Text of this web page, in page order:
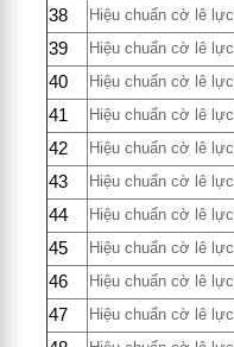
38 Hiệu chuẩn cờ lê
39 Hiệu chuẩn cờ lê
40 Hiệu chuẩn cờ lê
41 Hiệu chuẩn cờ lê
42 Hiệu chuẩn cờ lê
43 Hiệu chuẩn cờ lê
44 Hiệu chuẩn cờ lê
45 Hiệu chuẩn cờ lê
46 Hiệu chuẩn cờ lê
47 Hiệu chuẩn cờ lê